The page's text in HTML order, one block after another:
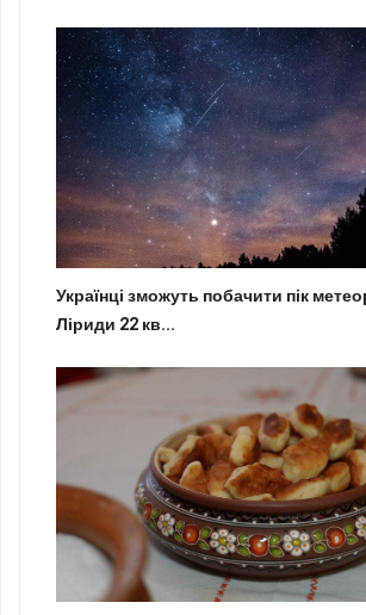
Українці зможуть побачити пік
Ліриди 22 кв...